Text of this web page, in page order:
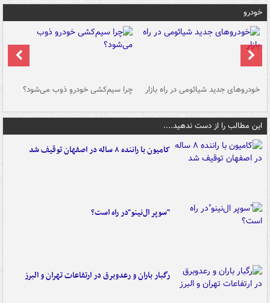
خودرو
خودروهای جدید شیائومی در راه بازار چرا سیم‌کشی خودرو ذوب می‌شود؟
این مطالب را از دست ندهید....
کامیون با راننده ۸ ساله در اصفهان توقیف شد
"سوپر ال‌نینو"در راه است؟
رگبار باران و رعدوبرق در ارتفاعات تهران و البرز